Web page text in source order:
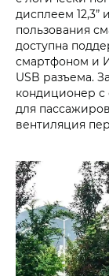
дисплеем
пользования
доступна
смартфоном и
USB разъема.
кондиционер
для
вентиляция